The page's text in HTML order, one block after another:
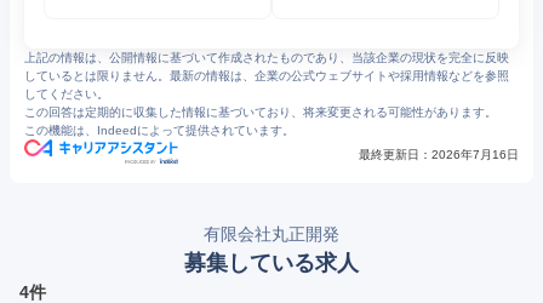
上記の情報は、公開情報に基づいて作成されたものであり、当該企業の現状を完全に反映
しているとは限りません。最新の情報は、企業の公式ウェブサイトや採用情報などを参照
してください。
この回答は定期的に収集した情報に基づいており、将来変更される可能性があります。
この機能は、Indeedによって提供されています。
最終更新日： 2026年7月16日
有限会社丸正開発
募集している求人
4件